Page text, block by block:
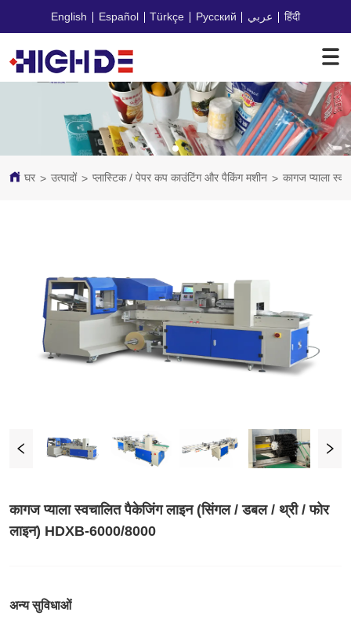
English Español Türkçe Русский عربي हिंदी
घर > उत्पादों > प्लास्टिक / पेपर कप काउंटिंग और पैकिंग मशीन > कागज प्याला
कागज प्याला स्वचालित पैकेजिंग लाइन (सिंगल / डबल / थ्री / फोर
लाइन) HDXB-6000/8000